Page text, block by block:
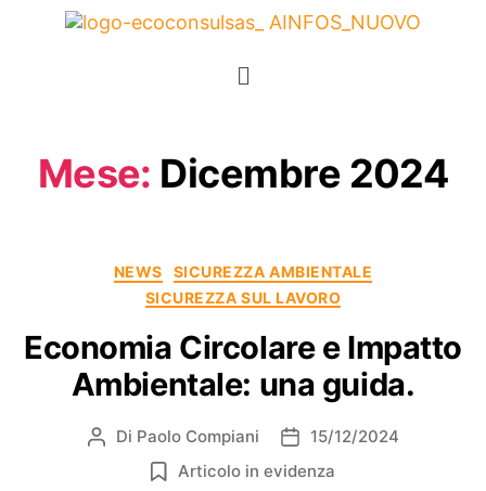
Mese: Dicembre 2024
NEWS
SICUREZZA AMBIENTALE
SICUREZZA SUL LAVORO
Economia Circolare e Impatto
Ambientale: una guida.
Di Paolo Compiani
15/12/2024
Articolo in evidenza